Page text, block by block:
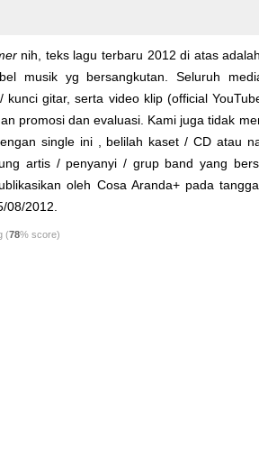
nih, teks lagu terbaru 2012 di atas
musik yg bersangkutan. Seluruh
kunci gitar, serta video klip (official
promosi dan evaluasi. Kami juga tidak
single ini , belilah kaset / CD atau
artis / penyanyi / grup band yang
oleh Cosa Aranda+pada
08/2012.
(78% score)